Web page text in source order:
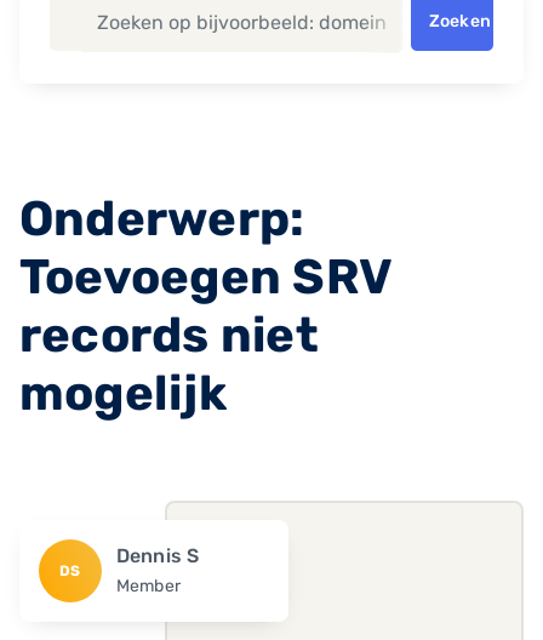
Zoeken
Onderwerp:
Toevoegen SRV
records niet
mogelijk
DS
Dennis S
Member